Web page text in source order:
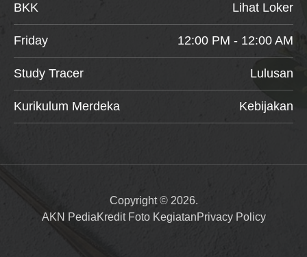
BKK Lihat Loker
Friday 12:00 PM - 12:00 AM
Study Tracer Lulusan
Kurikulum Merdeka Kebijakan
Copyright © 2026.
AKN PediaKredit Foto KegiatanPrivacy Policy